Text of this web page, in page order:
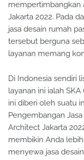
mempertimbangkan
Jakarta 2022. Pada
jasa desain rumah
tersebut berguna
layanan memang
Di Indonesia sendiri
layanan ini ialah
ini diberi oleh suatu
Pengembangan
Architect Jakarta
membikin Anda
menyewa jasa